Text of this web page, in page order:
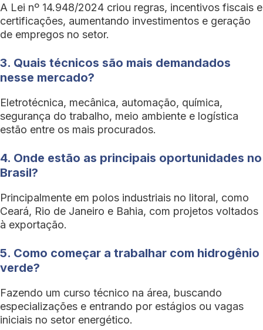
A Lei nº 14.948/2024 criou regras, incentivos fiscais e
certificações, aumentando investimentos e geração
de empregos no setor.
3. Quais técnicos são mais demandados
nesse mercado?
Eletrotécnica, mecânica, automação, química,
segurança do trabalho, meio ambiente e logística
estão entre os mais procurados.
4. Onde estão as principais oportunidades no
Brasil?
Principalmente em polos industriais no litoral, como
Ceará, Rio de Janeiro e Bahia, com projetos voltados
à exportação.
5. Como começar a trabalhar com hidrogênio
verde?
Fazendo um curso técnico na área, buscando
especializações e entrando por estágios ou vagas
iniciais no setor energético.